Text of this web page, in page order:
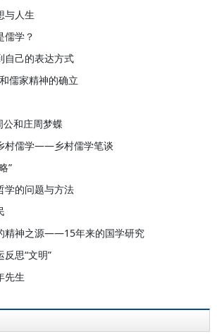
与人生
儒学？
自己的表达方式
儒家精神的确立
和庄周梦蝶
村儒学——乡村儒学笔谈
”
学的问题与方法
精神之源——15年来的国学研究
思“文明”
先生